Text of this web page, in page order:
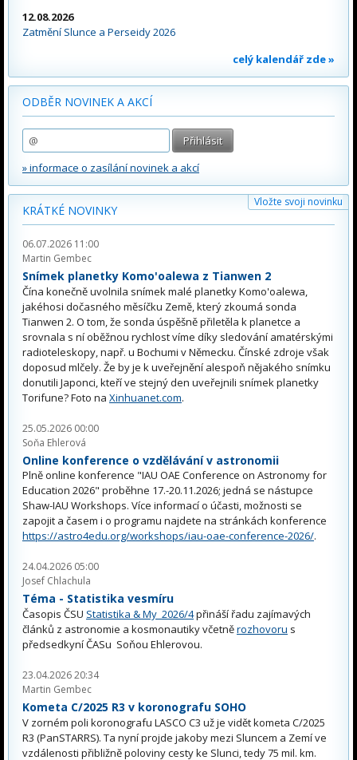
12.08.2026
Zatmění Slunce a Perseidy 2026
celý kalendář zde »
ODBĚR NOVINEK A AKCÍ
» informace o zasílání novinek a akcí
Vložte svoji novinku
KRÁTKÉ NOVINKY
06.07.2026 11:00
Martin Gembec
Snímek planetky Komo'oalewa z Tianwen 2
Čína konečně uvolnila snímek malé planetky Komo'oalewa,
jakéhosi dočasného měsíčku Země, který zkoumá sonda
Tianwen 2. O tom, že sonda úspěšně přiletěla k planetce a
srovnala s ní oběžnou rychlost víme díky sledování amatérskými
radioteleskopy, např. u Bochumi v Německu. Čínské zdroje však
doposud mlčely. Že by je k uveřejnění alespoň nějakého snímku
donutili Japonci, kteří ve stejný den uveřejnili snímek planetky
Torifune? Foto na Xinhuanet.com.
25.05.2026 00:00
Soňa Ehlerová
Online konference o vzdělávání v astronomii
Plně online konference "IAU OAE Conference on Astronomy for
Education 2026" proběhne 17.-20.11.2026; jedná se nástupce
Shaw-IAU Workshops. Více informací o účasti, možnosti se
zapojit a časem i o programu najdete na stránkách konference
https://astro4edu.org/workshops/iau-oae-conference-2026/.
24.04.2026 05:00
Josef Chlachula
Téma - Statistika vesmíru
Časopis ČSU Statistika & My 2026/4přináší řadu zajímavých
článků z astronomie a kosmonautiky včetněrozhovoru s
předsedkyní ČASu Soňou Ehlerovou.
23.04.2026 20:34
Martin Gembec
Kometa C/2025 R3 v koronografu SOHO
V zorném poli koronografu LASCO C3 už je vidět kometa C/2025
R3 (PanSTARRS). Ta nyní projde jakoby mezi Sluncem a Zemí ve
vzdálenosti přibližně poloviny cesty ke Slunci, tedy 75 mil. km.